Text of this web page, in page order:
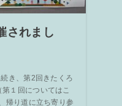
されまし
き、第2回きたくろ
１回についてはこ
帰り道に立ち寄り参